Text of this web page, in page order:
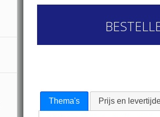
Thema's Prijs en